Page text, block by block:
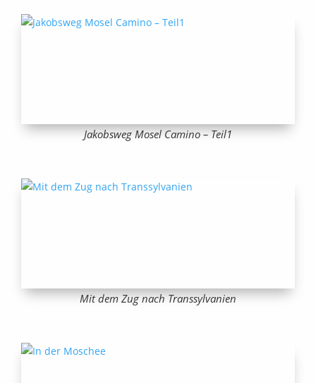
Jakobsweg Mosel Camino – Teil1
Mit dem Zug nach Transsylvanien